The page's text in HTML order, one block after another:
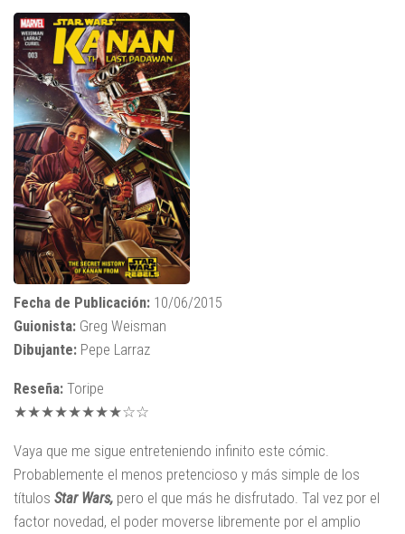
Fecha de Publicación: 10/06/2015
Guionista: Greg Weisman
Dibujante: Pepe Larraz
Reseña: Toripe
★★★★★★★★☆☆
Vaya que me sigue entreteniendo infinito este cómic.
Probablemente el menos pretencioso y más simple de los
títulos Star Wars, pero el que más he disfrutado. Tal vez por el
factor novedad, el poder moverse libremente por el amplio